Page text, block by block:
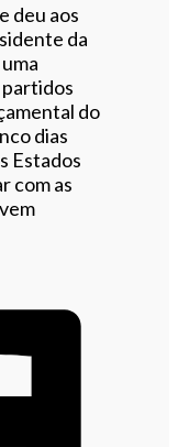
deu aos
da
partidos
do
dias
Estados
com as